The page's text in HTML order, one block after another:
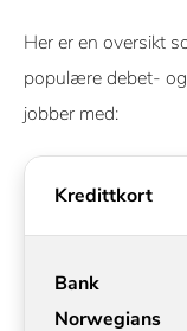
Her er en oversikt
populære debet-
jobber med:
Kredittkort
Bank
Norwegians